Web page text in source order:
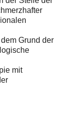
Grund der
mit